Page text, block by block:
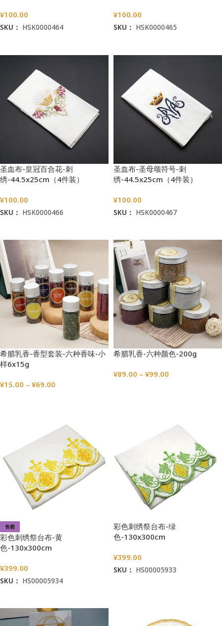
¥100.00
SKU： HSK0000464
¥100.00
SKU： HSK0000465
圣血布-皇冠百合花-刺
绣-44.5x25cm（4件装）
¥100.00
SKU： HSK0000466
圣血布-圣母颂符号-刺
绣-44.5x25cm（4件装）
¥100.00
SKU： HSK0000467
希腊乳香-香型套装-六种香味-小
样6x15g
¥15.00 – ¥69.00
希腊乳香-六种颜色-200g
¥89.00 – ¥99.00
售罄
彩色刺绣祭台布-黄
色-130x300cm
¥399.00
SKU： HS00005934
彩色刺绣祭台布-绿
色-130x300cm
¥399.00
SKU： HS00005933